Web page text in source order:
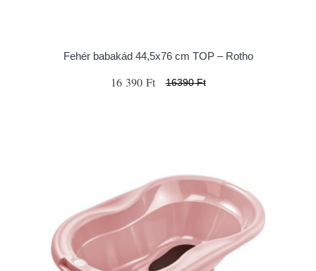
Fehér babakád 44,5x76 cm TOP – Rotho
16 390 Ft 16390 Ft